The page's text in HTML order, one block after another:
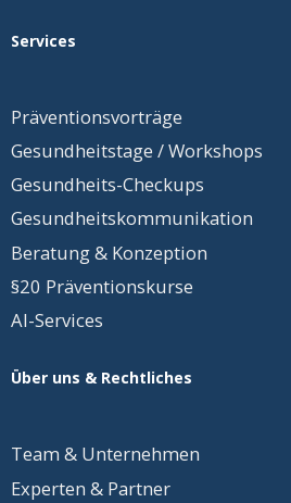
Services
Präventionsvorträge
Gesundheitstage / Workshops
Gesundheits-Checkups
Gesundheits­kommunikation
Beratung & Konzeption
§20 Präventionskurse
AI-Services
Über uns & Rechtliches
Team & Unternehmen
Experten & Partner